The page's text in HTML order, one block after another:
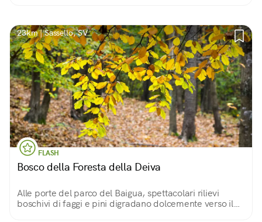
23km | Sassello, SV
FLASH
Bosco della Foresta della Deiva
Alle porte del parco del Baigua, spettacolari rilievi
boschivi di faggi e pini digradano dolcemente verso il